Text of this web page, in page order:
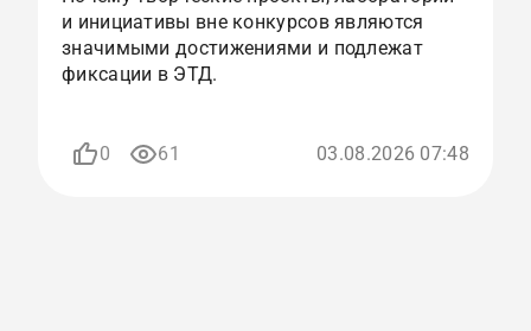
и инициативы вне конкурсов являются
значимыми достижениями и подлежат
фиксации в ЭТД.
0 61 03.08.2026 07:48